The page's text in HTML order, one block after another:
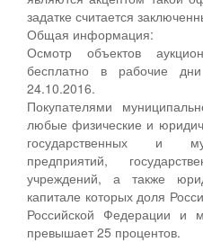
задатке считается
Общая информация:
Осмотр объектов
бесплатно в рабочие
24.10.2016.
Покупателями
любые физические и
государственных и
предприятий,
учреждений, а также
капитале которых доля
Российской Федерации и
превышает 25 процентов.